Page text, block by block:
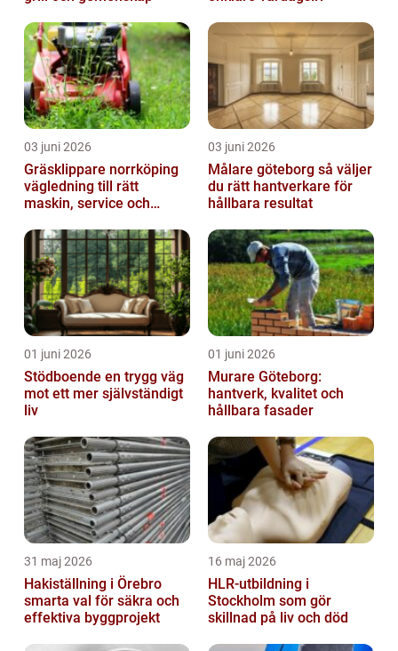
03 juni 2026
Gräsklippare norrköping
vägledning till rätt
maskin, service och
03 juni 2026
Målare göteborg så väljer
du rätt hantverkare för
hållbara resultat
01 juni 2026
Stödboende en trygg väg
mot ett mer självständigt
liv
01 juni 2026
Murare Göteborg:
hantverk, kvalitet och
hållbara fasader
31 maj 2026
Hakiställning i Örebro
smarta val för säkra och
effektiva byggprojekt
16 maj 2026
HLR-utbildning i
Stockholm som gör
skillnad på liv och död